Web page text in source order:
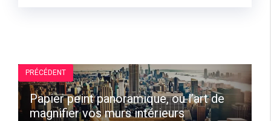
PRÉCÉDENT
Papier peint panoramique, ou l’art de
magnifier vos murs intérieurs